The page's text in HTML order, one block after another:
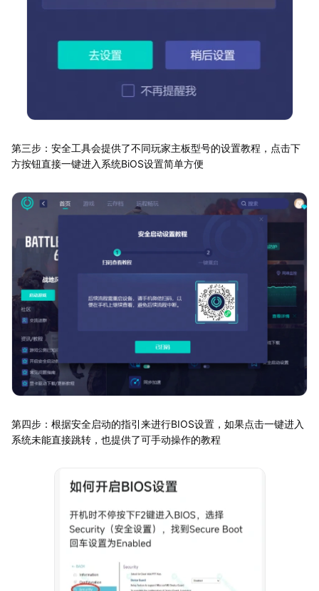
第三步：安全工具会提供了不同玩家主板型号的设置教程，点击下
方按钮直接一键进入系统BiOS设置简单方便
第四步：根据安全启动的指引来进行BIOS设置，如果点击一键进入
系统未能直接跳转，也提供了可手动操作的教程